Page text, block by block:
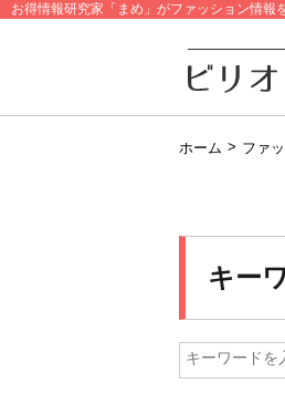
お得情報研究家「まめ」がファッション情報
ホーム > ファ
キー